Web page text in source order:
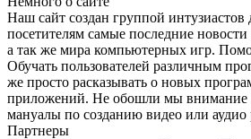
Наш сайт создан группой
посетителям самые последние
а так же мира компьютерных игр.
Обучать пользователей различным
же просто расказывать о новых
приложений. Не обошли мы внимание
мануалы по созданию видео или аудио
Партнеры